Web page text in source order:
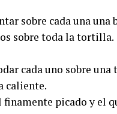
sobre cada una
sobre toda la tortilla.
cada uno sobre
caliente.
picado y el